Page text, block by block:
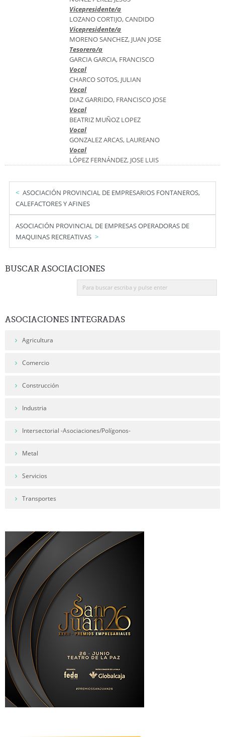
Vicepresidente/a
LOZANO CORTIJO, CANDIDO
Vicepresidente/a
MORENO SANCHEZ, JUAN JOSE
Tesorero/a
GARCIA GARCIA, FRANCISCO
Vocal
CHARCO SOTOS, JULIAN
Vocal
DIAZ GARRIDO, FRANCISCO JOSE
Vocal
BEATRIZ MUÑOZ LOPEZ
Vocal
GONZALEZ ARCAS, LAUREANO
Vocal
LÓPEZ FERNÁNDEZ, JOSE LUIS
ASOCIACIÓN PROVINCIAL DE EMPRESARIOS FONTANEROS,
CALEFACTORES Y AFINES
ASOCIACIÓN PROVINCIAL DE EMPRESAS OPERADORAS DE
MAQUINAS RECREATIVAS
BUSCAR ASOCIACIONES
ASOCIACIONES INTEGRADAS
Agricultura
Comercio
Construcción
Industria
Intersectorial -Asociaciones/Polígonos-
Metal
Servicios
Transportes